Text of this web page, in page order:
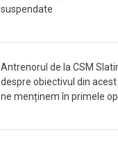
suspendate
Antrenorul de la CSM
despre obiectivul din
ne menținem în primele